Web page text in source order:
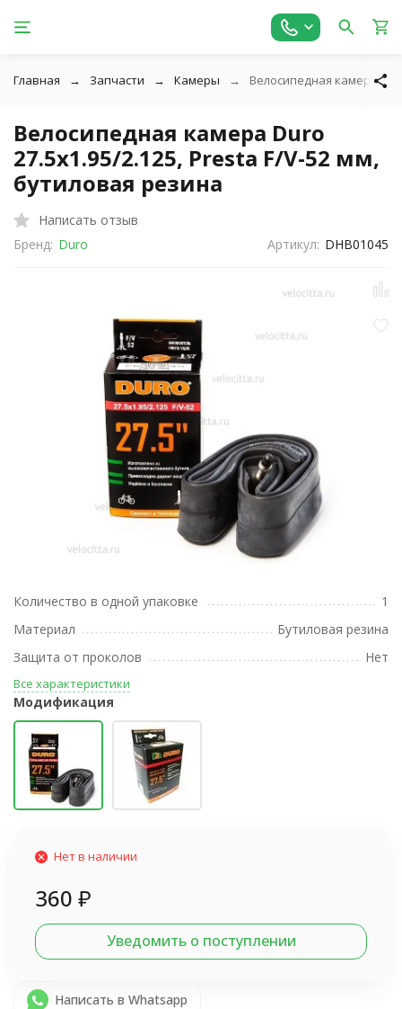
Главная Запчасти Камеры Велосипедная камера
Велосипедная камера Duro
27.5x1.95/2.125, Presta F/V-52 мм,
бутиловая резина
Написать отзыв
Бренд: Duro Артикул: DHB01045
Количество в одной упаковке
1
Материал
Бутиловая резина
Защита от проколов
Нет
Все характеристики
Модификация
Нет в наличии
360 ₽
Уведомить о поступлении
Написать в Whatsapp